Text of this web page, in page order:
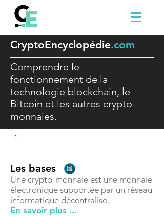
CryptoEncyclopédie.com
Comprendre le
fonctionnement de la
technologie blockchain, le
Bitcoin et les autres crypto-
monnaies.
Les bases
Une crypto-monnaie est une monnaie
électronique supportée par un réseau
informatique décentralisé.
En savoir plus ...